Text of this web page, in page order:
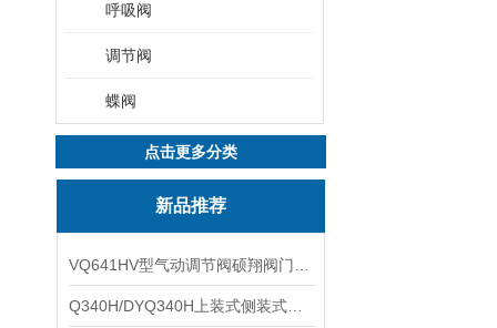
呼吸阀
调节阀
蝶阀
点击更多分类
新品推荐